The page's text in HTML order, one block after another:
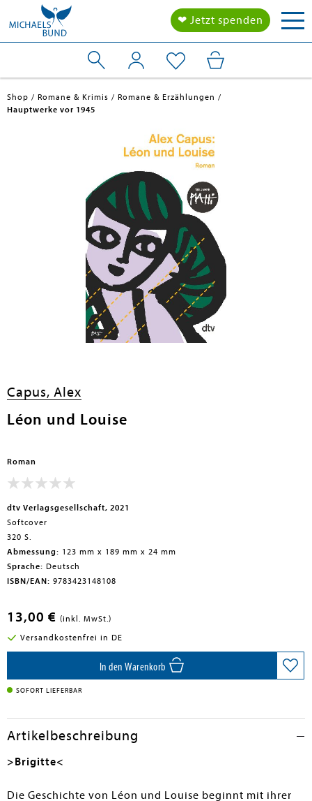
❤ Jetzt spenden
Shop Romane & Krimis
Romane & Erzählungen
Hauptwerke vor 1945
Capus, Alex
Léon und Louise
Roman
dtv Verlagsgesellschaft, 2021
Softcover
320 S.
Abmessung: 123 mm x 189 mm x 24 mm
Sprache: Deutsch
ISBN/EAN: 9783423148108
13,00 € (inkl. MwSt.)
Versandkostenfrei in DE
In den Warenkorb
SOFORT LIEFERBAR
Artikelbeschreibung
>Brigitte<
Die Geschichte von Léon und Louise beginnt mit ihrer